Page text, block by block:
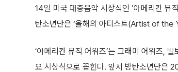
14일 미국 대중음악 시상식인 ‘아메리칸 뮤
탄소년단은 ‘올해의 아티스트(Artist of the
‘아메리칸 뮤직 어워즈’는 그래미 어워즈,
요 시상식으로 꼽힌다. 앞서 방탄소년단은